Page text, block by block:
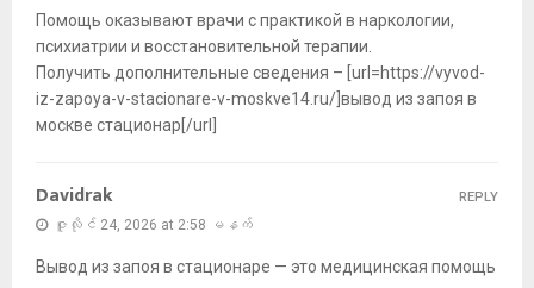
Помощь оказывают врачи с практикой в наркологии,
психиатрии и восстановительной терапии.
Получить дополнительные сведения – [url=https://vyvod-
iz-zapoya-v-stacionare-v-moskve14.ru/]вывод из запоя в
москве стационар[/url]
Davidrak
ဇူလိုင် 24, 2026 at 2:58 မနက်
Вывод из запоя в стационаре — это медицинская помощь
REPLY